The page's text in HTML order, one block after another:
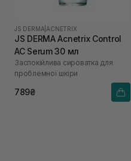
JS DERMA ACNETRIX
JS DERMA Acnetrix Control
AC Serum 30 мл
Заспокійлива сироватка для
проблемної шкіри
789₴